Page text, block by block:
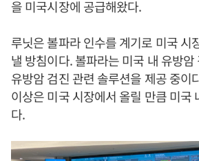
을 미국시장에 공급해왔다.
루닛은 볼파라 인수를 계기로 미국 시
낼 방침이다. 볼파라는 미국 내 유방
유방암 검진 관련 솔루션을 제공 중이
이상은 미국 시장에서 올릴 만큼 미국
다.